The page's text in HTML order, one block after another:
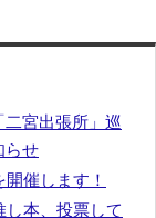
二宮出張所」巡
らせ
催します！
し本、投票して